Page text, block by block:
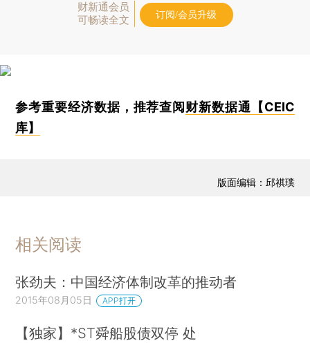
财新通会员
可畅读全文
订阅/会员升级
参考重要经济数据，推荐查阅 财新数据通【CEIC
库】
版面编辑：邱祺璞
相关阅读
张劲夫：中国经济体制改革的推动者
2015年08月05日 APP打开
【独家】*ST舜船股债双停 处